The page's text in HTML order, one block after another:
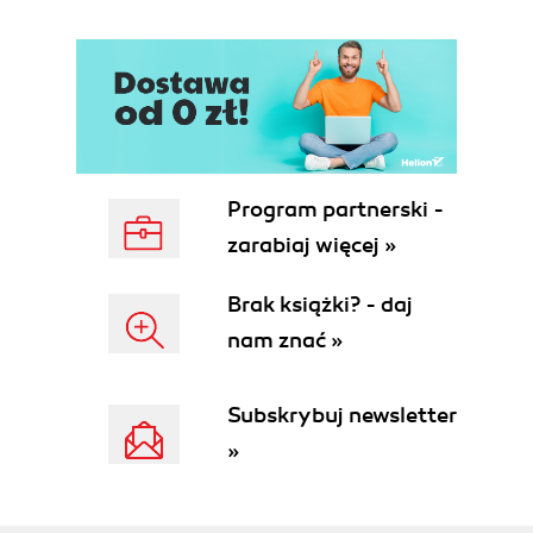
Wypełnianie dokumentów ubezpieczeniowych
- automatyzacja czynności (21)
Weryfikacja dokumentów (22)
Zarządzanie zestawami dokumentów (22)
Drukowanie dokumentów (22)
Rozdział 3. Instalacja programu (25)
Wymagania programu płatnika (25)
Jaki system operacyjny? (27)
Usunięcie poprzednich wersji (28)
Ręczne usuwanie starszych wersji (31)
Instalacja nowej wersji (32)
Program partnerski -
zarabiaj więcej »
Brak książki? - daj
nam znać »
Subskrybuj newsletter
»